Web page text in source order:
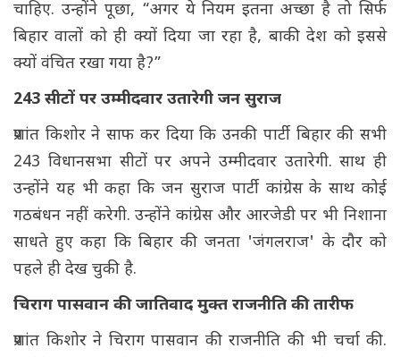
चाहिए. उन्होंने पूछा, “अगर ये नियम इतना अच्छा है तो सिर्फ
बिहार वालों को ही क्यों दिया जा रहा है, बाकी देश को इससे
क्यों वंचित रखा गया है?”
243 सीटों पर उम्मीदवार उतारेगी जन सुराज
प्रशांत किशोर ने साफ कर दिया कि उनकी पार्टी बिहार की सभी
243 विधानसभा सीटों पर अपने उम्मीदवार उतारेगी. साथ ही
उन्होंने यह भी कहा कि जन सुराज पार्टी कांग्रेस के साथ कोई
गठबंधन नहीं करेगी. उन्होंने कांग्रेस और आरजेडी पर भी निशाना
साधते हुए कहा कि बिहार की जनता 'जंगलराज' के दौर को
पहले ही देख चुकी है.
चिराग पासवान की जातिवाद मुक्त राजनीति की तारीफ
प्रशांत किशोर ने चिराग पासवान की राजनीति की भी चर्चा की.